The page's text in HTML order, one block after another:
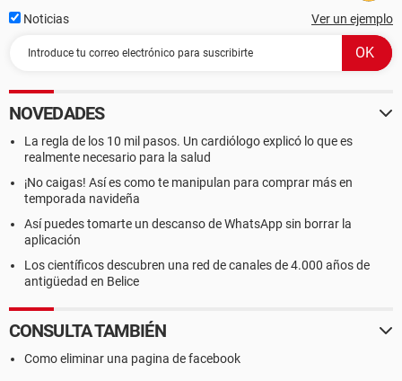
Noticias Ver un ejemplo
NOVEDADES
La regla de los 10 mil pasos. Un cardiólogo explicó lo que es
realmente necesario para la salud
¡No caigas! Así es como te manipulan para comprar más en
temporada navideña
Así puedes tomarte un descanso de WhatsApp sin borrar la
aplicación
Los científicos descubren una red de canales de 4.000 años de
antigüedad en Belice
CONSULTA TAMBIÉN
Como eliminar una pagina de facebook